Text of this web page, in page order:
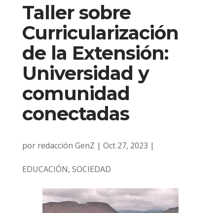
Taller sobre
Curricularización
de la Extensión:
Universidad y
comunidad
conectadas
por redacción GenZ | Oct 27, 2023 |
EDUCACIÓN, SOCIEDAD